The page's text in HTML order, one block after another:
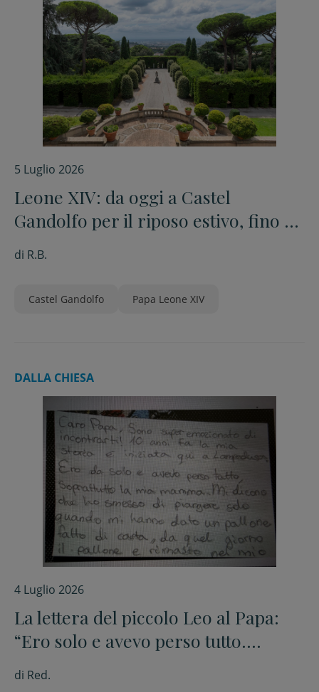
5 Luglio 2026
Leone XIV: da oggi a Castel
Gandolfo per il riposo estivo, fino al
27 luglio
di R.B.
Castel Gandolfo Papa Leone XIV
DALLA CHIESA
4 Luglio 2026
La lettera del piccolo Leo al Papa:
“Ero solo e avevo perso tutto.
Soprattutto la mia mamma”
di Red.